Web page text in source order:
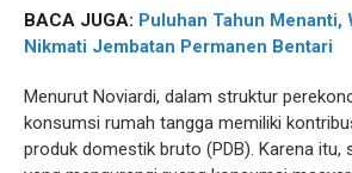
BACA JUGA: Puluhan Tahun Menanti,
Nikmati Jembatan Permanen Bentari
Menurut Noviardi, dalam struktur
konsumsi rumah tangga memiliki
produk domestik bruto (PDB). Karena itu,